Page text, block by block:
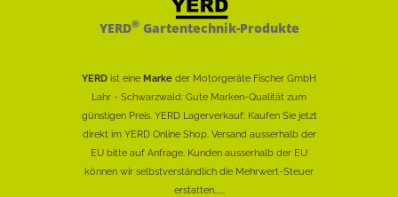
YERD®Gartentechnik-Produkte
YERD ist eine Marke der Motorgeräte Fischer GmbH
Lahr - Schwarzwald: Gute Marken-Qualität zum
günstigen Preis. YERD Lagerverkauf: Kaufen Sie jetzt
direkt im YERD Online Shop. Versand ausserhalb der
EU bitte auf Anfrage. Kunden ausserhalb der EU
können wir selbstverständlich die Mehrwert-Steuer
erstatten......